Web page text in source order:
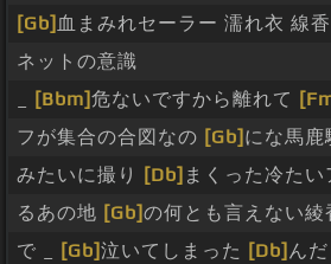
[Gb] 血まみれセーラー 濡れ衣 線
ネットの意識
[Bbm]危ないですから離れて
フが集合の合図なの [Gb] にな馬鹿
みたいに撮り
[Db] まくった冷た
るあの地 [Gb]の何とも言えない綾
で _
[Gb]泣いてしまった [Db] ん